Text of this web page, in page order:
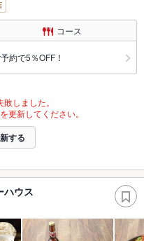
コース
約で5％OFF！
しました。
更新してください。
する
ウス